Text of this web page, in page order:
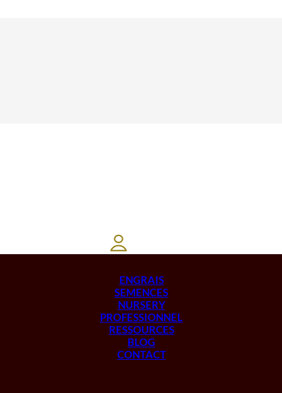
ENGRAIS
SEMENCES
NURSERY
PROFESSIONNEL
RESSOURCES
BLOG
CONTACT